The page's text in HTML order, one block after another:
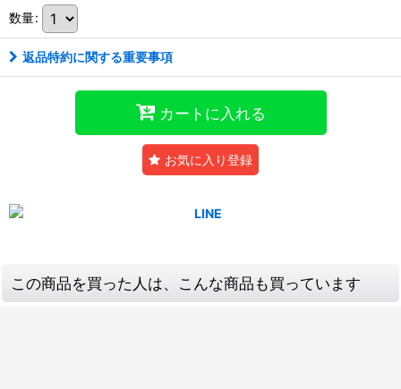
数量:
返品特約に関する重要事項
カートに入れる
お気に入り登録
この商品を買った人は、こんな商品も買っています